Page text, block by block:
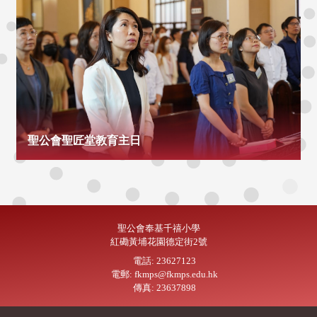
聖公會聖匠堂教育主日
聖公會奉基千禧小學
紅磡黃埔花園德定街2號
電話: 23627123
電郵: fkmps@fkmps.edu.hk
傳真: 23637898